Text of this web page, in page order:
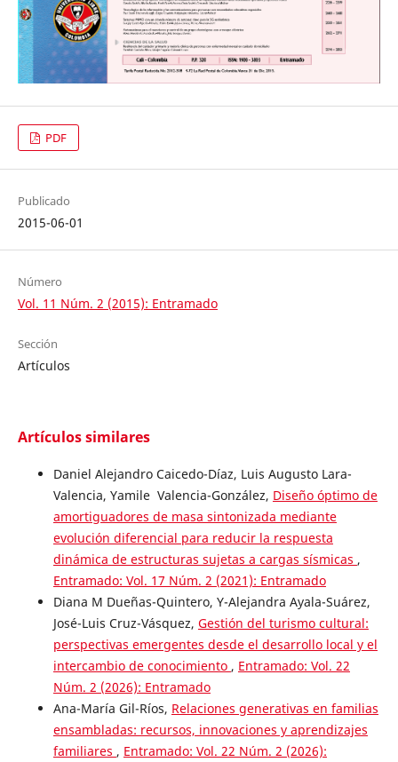
PDF
Publicado
2015-06-01
Número
Vol. 11 Núm. 2 (2015): Entramado
Sección
Artículos
Artículos similares
Daniel Alejandro Caicedo-Díaz, Luis Augusto Lara-
Valencia, Yamile Valencia-González, Diseño óptimo de
amortiguadores de masa sintonizada mediante
evolución diferencial para reducir la respuesta
dinámica de estructuras sujetas a cargas sísmicas ,
Entramado: Vol. 17 Núm. 2 (2021): Entramado
Diana M Dueñas-Quintero, Y-Alejandra Ayala-Suárez,
José-Luis Cruz-Vásquez, Gestión del turismo cultural:
perspectivas emergentes desde el desarrollo local y el
intercambio de conocimiento , Entramado: Vol. 22
Núm. 2 (2026): Entramado
Ana-María Gil-Ríos, Relaciones generativas en familias
ensambladas: recursos, innovaciones y aprendizajes
familiares , Entramado: Vol. 22 Núm. 2 (2026):